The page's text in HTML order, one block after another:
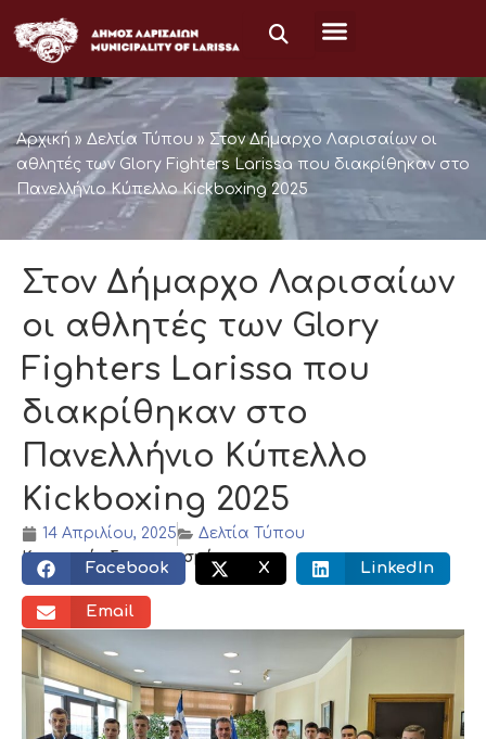
στο
περιεχόμενο
Αρχική » Δελτία Τύπου » Στον Δήμαρχο Λαρισαίων οι
αθλητές των Glory Fighters Larissa που διακρίθηκαν στο
Πανελλήνιο Κύπελλο Kickboxing 2025
Στον Δήμαρχο Λαρισαίων
οι αθλητές των Glory
Fighters Larissa που
διακρίθηκαν στο
Πανελλήνιο Κύπελλο
Kickboxing 2025
14 Απριλίου, 2025
Δελτία Τύπου
Κοινωνικός διαμοιρασμός:
Facebook X LinkedIn
Email